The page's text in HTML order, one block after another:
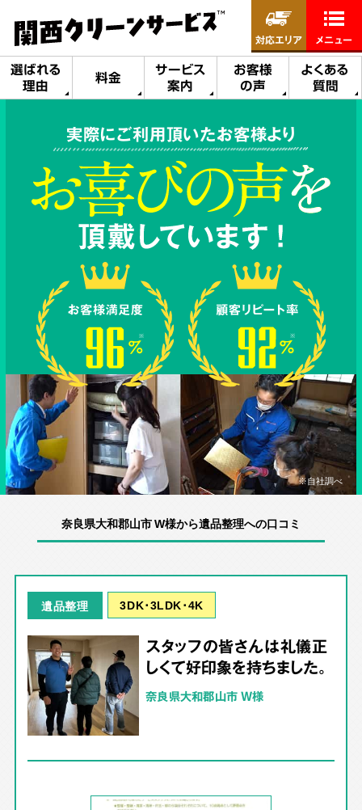
選ばれる
理由
料金
サービス
案内
お客様
の声
よくある
質問
対応エリア メニュー
実際にご利用頂いたお客様より
※自社調べ
奈良県大和郡山市 W様から遺品整理への口コミ
遺品整理 3DK･3LDK･4K
スタッフの皆さんは礼儀正
しくて好印象を持ちました。
奈良県大和郡山市 W様